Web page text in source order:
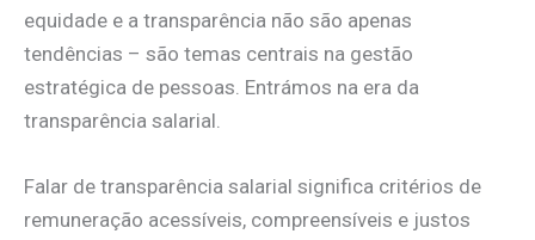
equidade e a transparência não são apenas
tendências – são temas centrais na gestão
estratégica de pessoas. Entrámos na era da
transparência salarial.
Falar de transparência salarial significa critérios de
remuneração acessíveis, compreensíveis e justos